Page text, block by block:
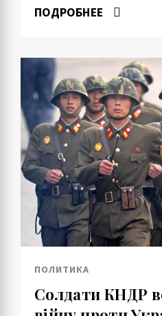
ПОДРОБНЕЕ
ПОЛИТИКА
Солдати КНДР